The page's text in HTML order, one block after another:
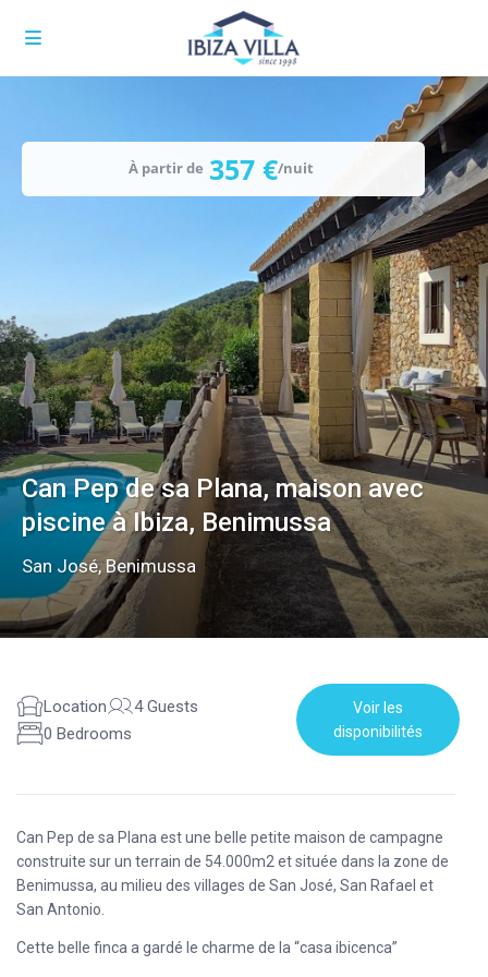
Can Pep de sa Plana, maison avec
piscine à Ibiza, Benimussa
San José, Benimussa
357 €
Location
4 Guests
0 Bedrooms
Voir les
disponibilités
Can Pep de sa Plana est une belle petite maison de campagne
construite sur un terrain de 54.000m2 et située dans la zone de
Benimussa, au milieu des villages de San José, San Rafael et
San Antonio.
Cette belle finca a gardé le charme de la “casa ibicenca”